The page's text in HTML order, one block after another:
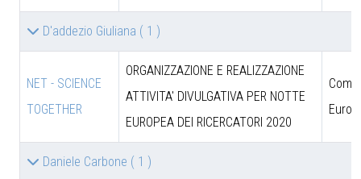
D'addezio Giuliana ( 1 )
NET - SCIENCE
TOGETHER
ORGANIZZAZIONE E REALIZZAZIONE
ATTIVITA' DIVULGATIVA PER NOTTE
EUROPEA DEI RICERCATORI 2020
Daniele Carbone ( 1 )